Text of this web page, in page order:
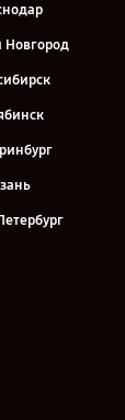
Новгород